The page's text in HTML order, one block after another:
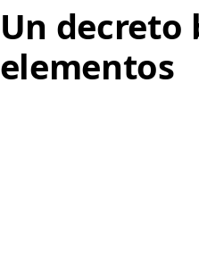
Un decreto
elementos